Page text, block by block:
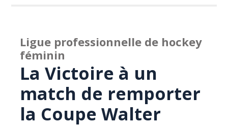
Ligue professionnelle de hockey
féminin
La Victoire à un
match de remporter
la Coupe Walter